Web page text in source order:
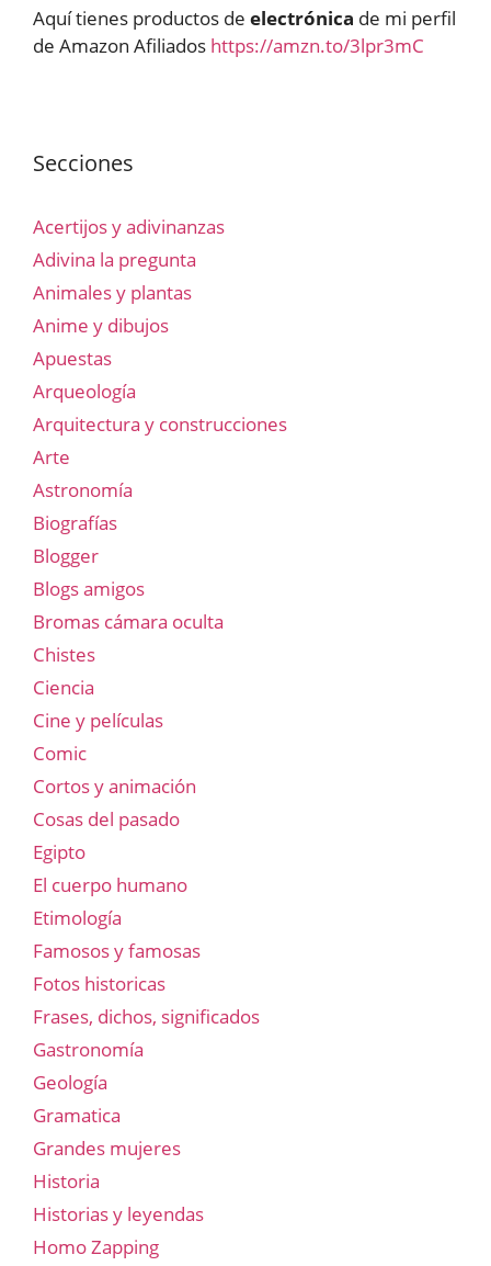
Aquí tienes productos de electrónica de mi perfil
de Amazon Afiliados https://amzn.to/3lpr3mC
Secciones
Acertijos y adivinanzas
Adivina la pregunta
Animales y plantas
Anime y dibujos
Apuestas
Arqueología
Arquitectura y construcciones
Arte
Astronomía
Biografías
Blogger
Blogs amigos
Bromas cámara oculta
Chistes
Ciencia
Cine y películas
Comic
Cortos y animación
Cosas del pasado
Egipto
El cuerpo humano
Etimología
Famosos y famosas
Fotos historicas
Frases, dichos, significados
Gastronomía
Geología
Gramatica
Grandes mujeres
Historia
Historias y leyendas
Homo Zapping